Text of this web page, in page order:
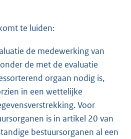
te luiden:
de medewerking van
de met de evaluatie
orgaan nodig is,
in een wettelijke
Voor
is in artikel 20 van
bestuursorganen al een